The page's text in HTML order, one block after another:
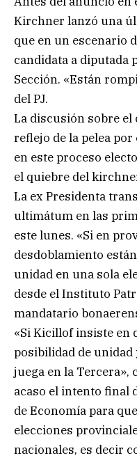
Kirchner lanzó una
que en un escenario
candidata a diputada
Sección. «Están
del PJ.
La discusión sobre
reflejo de la pelea
en este proceso
el quiebre del
La ex Presidenta
ultimátum en las
este lunes. «Si en
desdoblamiento
unidad en una sola
desde el Instituto
mandatario
«Si Kicillof insiste en
posibilidad de unidad
juega en la Tercera»,
acaso el intento final
de Economía para
elecciones
nacionales, es decir